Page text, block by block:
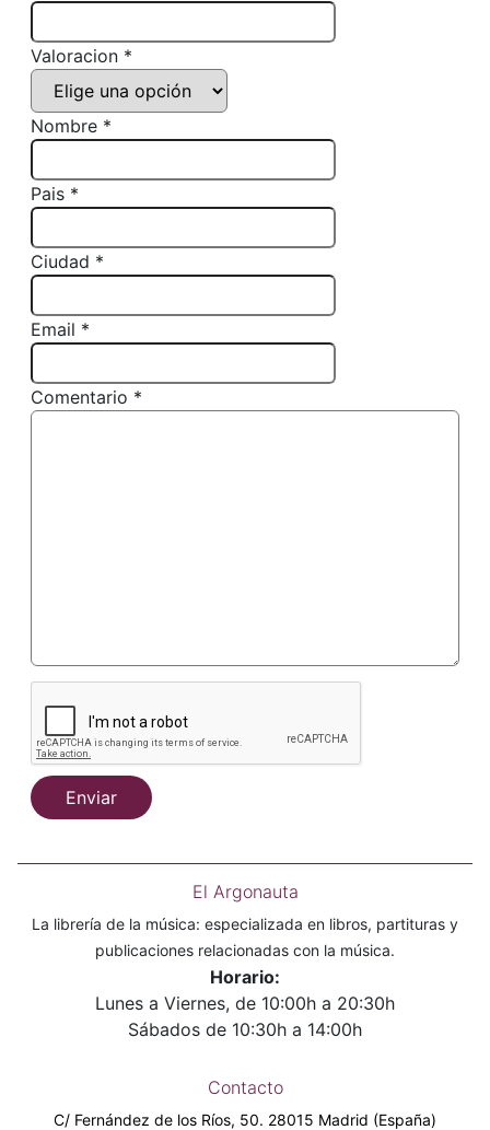
Valoracion *
Nombre *
Pais *
Ciudad *
Email *
Comentario *
Enviar
El Argonauta
La librería de la música: especializada en libros, partituras y
publicaciones relacionadas con la música.
Horario:
Lunes a Viernes, de 10:00h a 20:30h
Sábados de 10:30h a 14:00h
Contacto
C/ Fernández de los Ríos, 50. 28015 Madrid (España)